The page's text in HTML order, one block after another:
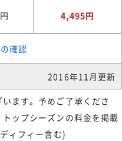
4,495円
確認
2016年11月更新
ます。予めご了承くださ
ップシーズンの料金を掲載
ィフィー含む)